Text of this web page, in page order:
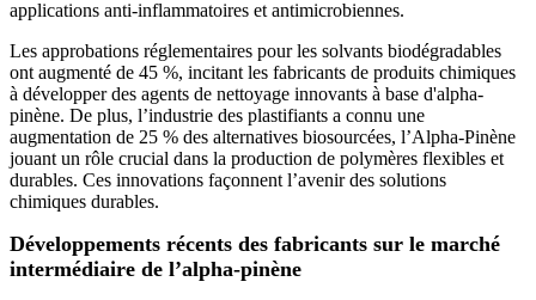
applications anti-inflammatoires et antimicrobiennes.
Les approbations réglementaires pour les solvants biodégradables
ont augmenté de 45 %, incitant les fabricants de produits chimiques
à développer des agents de nettoyage innovants à base d'alpha-
pinène. De plus, l’industrie des plastifiants a connu une
augmentation de 25 % des alternatives biosourcées, l’Alpha-Pinène
jouant un rôle crucial dans la production de polymères flexibles et
durables. Ces innovations façonnent l’avenir des solutions
chimiques durables.
Développements récents des fabricants sur le marché
intermédiaire de l’alpha-pinène